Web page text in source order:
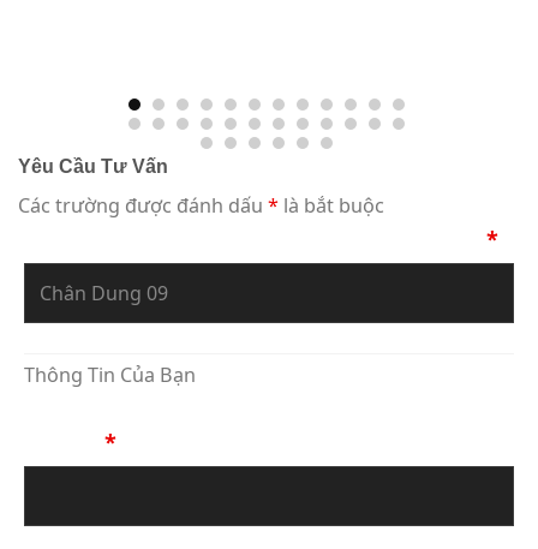
Yêu Cầu Tư Vấn
Các trường được đánh dấu * là bắt buộc
*
Thông Tin Của Bạn
*